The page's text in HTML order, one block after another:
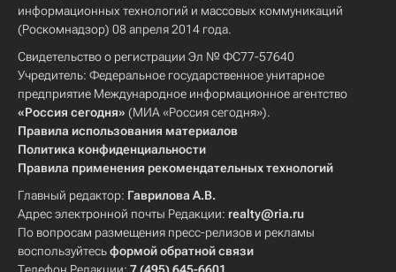
информационных технологий и массовых коммуникаций
(Роскомнадзор) 08 апреля 2014 года.
Свидетельство о регистрации Эл № ФС77-57640
Учредитель: Федеральное государственное унитарное
предприятие Международное информационное агентство
«Россия сегодня» (МИА «Россия сегодня»).
Правила использования материалов
Политика конфиденциальности
Правила применения рекомендательных технологий
Главный редактор: Гаврилова А.В.
Адрес электронной почты Редакции: realty@ria.ru
По вопросам размещения пресс-релизов и рекламы
воспользуйтесьформой обратной связи